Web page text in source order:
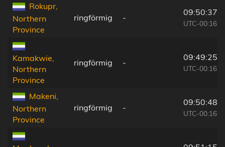
Rokupr,
Northern
Province
ringförmig -
09:50:37
UTC-00:16
Kamakwie,
Northern
Province
ringförmig -
09:49:25
UTC-00:16
Makeni,
Northern
Province
ringförmig -
09:50:48
UTC-00:16